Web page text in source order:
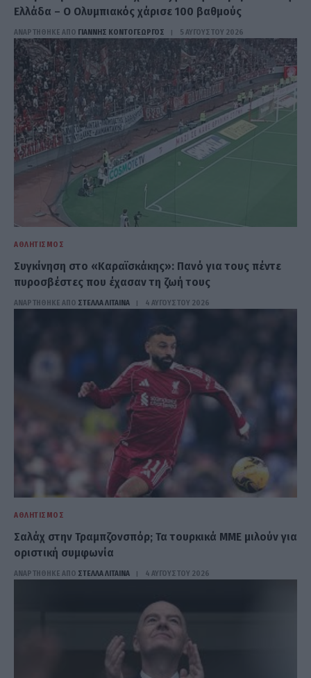
Ελλάδα – Ο Ολυμπιακός χάρισε 100 βαθμούς
ΑΝΑΡΤΗΘΗΚΕ ΑΠΟ ΓΙΆΝΝΗΣ ΚΟΝΤΟΓΕΏΡΓΟΣ 5 ΑΥΓΟΎΣΤΟΥ 2026
ΑΘΛΗΤΙΣΜΌΣ
Συγκίνηση στο «Καραϊσκάκης»: Πανό για τους πέντε
πυροσβέστες που έχασαν τη ζωή τους
ΑΝΑΡΤΗΘΗΚΕ ΑΠΟ ΣΤΈΛΛΑ ΛΊΤΑΙΝΑ 4 ΑΥΓΟΎΣΤΟΥ 2026
ΑΘΛΗΤΙΣΜΌΣ
Σαλάχ στην Τραμπζονσπόρ; Τα τουρκικά ΜΜΕ μιλούν για
οριστική συμφωνία
ΑΝΑΡΤΗΘΗΚΕ ΑΠΟ ΣΤΈΛΛΑ ΛΊΤΑΙΝΑ 4 ΑΥΓΟΎΣΤΟΥ 2026